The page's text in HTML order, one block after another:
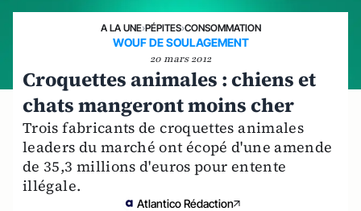
A LA UNE›PÉPITES›CONSOMMATION
WOUF DE SOULAGEMENT
20 mars 2012
Croquettes animales : chiens et
chats mangeront moins cher
Trois fabricants de croquettes animales
leaders du marché ont écopé d'une amende
de 35,3 millions d'euros pour entente
illégale.
Atlantico Rédaction